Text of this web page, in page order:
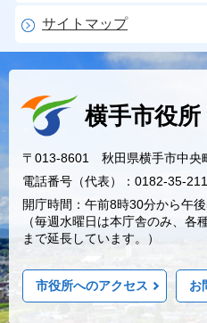
サイトマップ
横手市役所
〒013-8601 秋田県横手市中央
電話番号（代表）：0182-35-
開庁時間：午前8時30分から午
（毎週水曜日は本庁舎のみ、各
まで延長しています。）
市役所へのアクセス お